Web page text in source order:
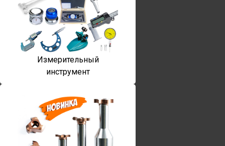
Измерительный
инструмент